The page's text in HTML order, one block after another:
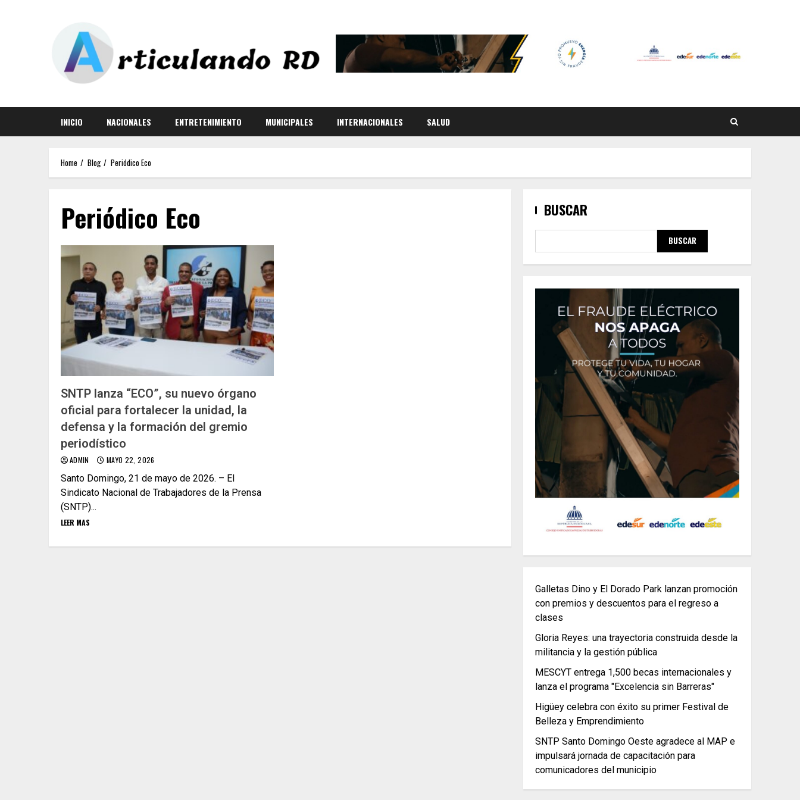
INICIO NACIONALES ENTRETENIMIENTO MUNICIPALES INTERNACIONALES SALUD
Home Blog Periódico Eco
Periódico Eco
SNTP lanza “ECO”, su nuevo órgano
oficial para fortalecer la unidad, la
defensa y la formación del gremio
periodístico
ADMIN MAYO 22, 2026
Santo Domingo, 21 de mayo de 2026. – El
Sindicato Nacional de Trabajadores de la Prensa
(SNTP)...
LEER MAS
BUSCAR
BUSCAR
Galletas Dino y El Dorado Park lanzan promoción
con premios y descuentos para el regreso a
clases
Gloria Reyes: una trayectoria construida desde la
militancia y la gestión pública
MESCYT entrega 1,500 becas internacionales y
lanza el programa "Excelencia sin Barreras"
Higüey celebra con éxito su primer Festival de
Belleza y Emprendimiento
SNTP Santo Domingo Oeste agradece al MAP e
impulsará jornada de capacitación para
comunicadores del municipio